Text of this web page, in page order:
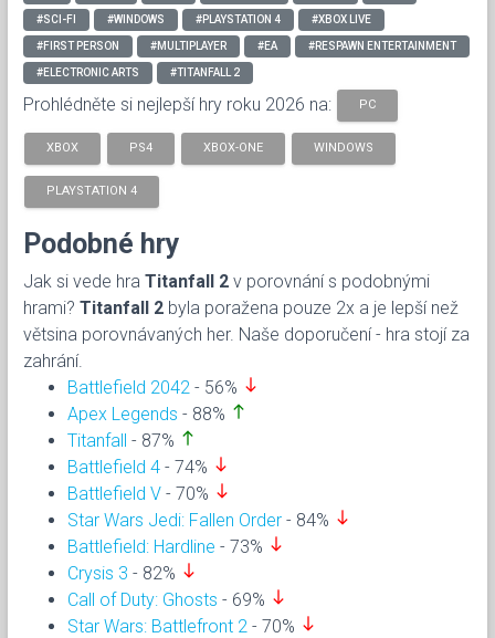
#SCI-FI #WINDOWS #PLAYSTATION 4 #XBOX LIVE
#FIRST PERSON #MULTIPLAYER #EA #RESPAWN ENTERTAINMENT
#ELECTRONIC ARTS #TITANFALL 2
Prohlédněte si nejlepší hry roku 2026 na: PC
XBOX PS4 XBOX-ONE WINDOWS
PLAYSTATION 4
Podobné hry
Jak si vede hra Titanfall 2 v porovnání s podobnými
hrami? Titanfall 2 byla poražena pouze 2x a je lepší než
větsina porovnávaných her. Naše doporučení - hra stojí za
zahrání.
Battlefield 2042 - 56% south
Apex Legends - 88% north
Titanfall - 87% north
Battlefield 4 - 74% south
Battlefield V - 70% south
Star Wars Jedi: Fallen Order - 84% south
Battlefield: Hardline - 73% south
Crysis 3 - 82% south
Call of Duty: Ghosts - 69% south
Star Wars: Battlefront 2 - 70% south